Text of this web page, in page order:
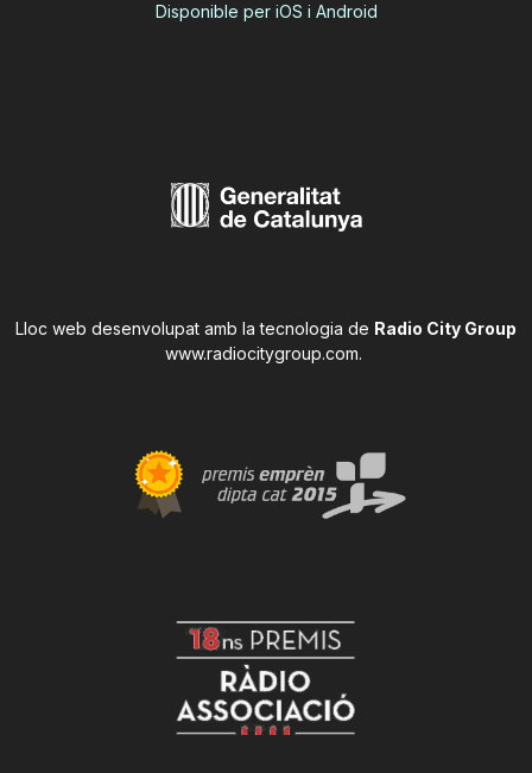
Disponible per iOS i Android
Lloc web desenvolupat amb la tecnologia de Radio City Group
www.radiocitygroup.com.